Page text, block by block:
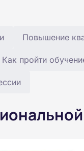
Повышение
Как пройти